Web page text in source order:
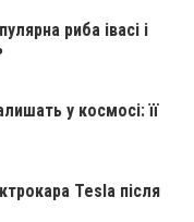
риба івасі і
у космосі: її
Tesla після